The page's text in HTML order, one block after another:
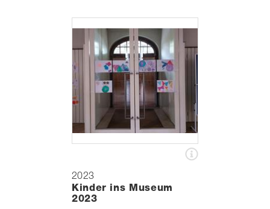
2023
Kinder ins Museum
2023